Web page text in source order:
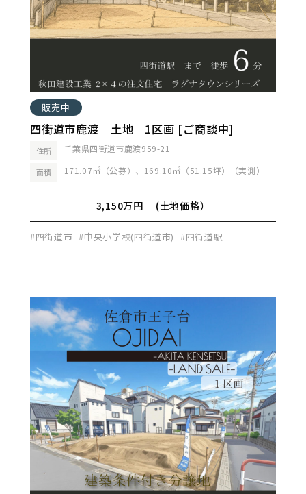
販売中
四街道市鹿渡 土地 1区画 [ご商談中]
住所 千葉県四街道市鹿渡959-21
面積 171.07㎡（公募）、169.10㎡（51.15坪）（実測）
3,150万円 (土地価格）
#四街道市 #中央小学校(四街道市) #四街道駅